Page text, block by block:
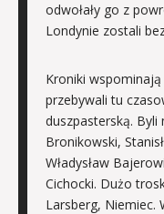
odwołały go z
Londynie zostali
Kroniki
przebywali tu
duszpasterską. Byli
Bronikowski,
Władysław
Cichocki. Dużo
Larsberg, Niemiec.